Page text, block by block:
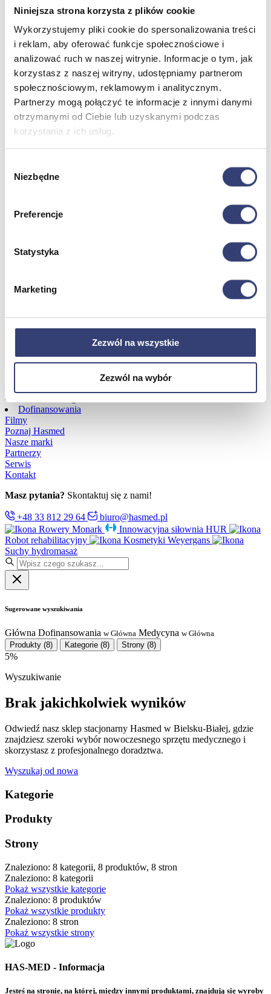
Niniejsza strona korzysta z plików cookie
Wykorzystujemy pliki cookie do spersonalizowania treści
i reklam, aby oferować funkcje społecznościowe i
analizować ruch w naszej witrynie. Informacje o tym, jak
korzystasz z naszej witryny, udostępniamy partnerom
społecznościowym, reklamowym i analitycznym.
Partnerzy mogą połączyć te informacje z innymi danymi
otrzymanymi od Ciebie lub uzyskanymi podczas
korzystania z ich usług.
zgody
Niezbędne
Preferencje
Statystyka
Marketing
Zezwól na wszystkie
Zezwól na wybór
Taborety i krzesła
Parawany
Fotele
Zobacz wszystko
Spa & Wellness
Wróć
Fotele do masażu
Dofinansowania
Wróć
Robot rehabilitacyjny ROBERT®
Robotyka w rehabilitacji
Dofinansowania
Filmy
Poznaj Hasmed
Nasze marki
Partnerzy
Serwis
Kontakt
Masz pytania? Skontaktuj się z nami!
+48 33 812 29 64
biuro@hasmed.pl
Rowery Monark
Innowacyjna siłownia HUR
Robot rehabilitacyjny
Kosmetyki Weyergans
Suchy hydromasaż
Sugerowane wyszukiwania
Główna Dofinansowania w Główna Medycyna w Główna
Produkty (8) Kategorie (8) Strony (8)
5%
Wyszukiwanie
Brak jakichkolwiek wyników
Odwiedź nasz sklep stacjonarny Hasmed w Bielsku-Białej, gdzie
znajdziesz szeroki wybór nowoczesnego sprzętu medycznego i
skorzystasz z profesjonalnego doradztwa.
Wyszukaj od nowa
Kategorie
Produkty
Strony
Znaleziono: 8 kategorii, 8 produktów, 8 stron
Znaleziono: 8 kategorii
Pokaż wszystkie kategorie
Znaleziono: 8 produktów
Pokaż wszystkie produkty
Znaleziono: 8 stron
Pokaż wszystkie strony
HAS-MED - Informacja
Jesteś na stronie, na której, między innymi produktami, znajdują się wyroby